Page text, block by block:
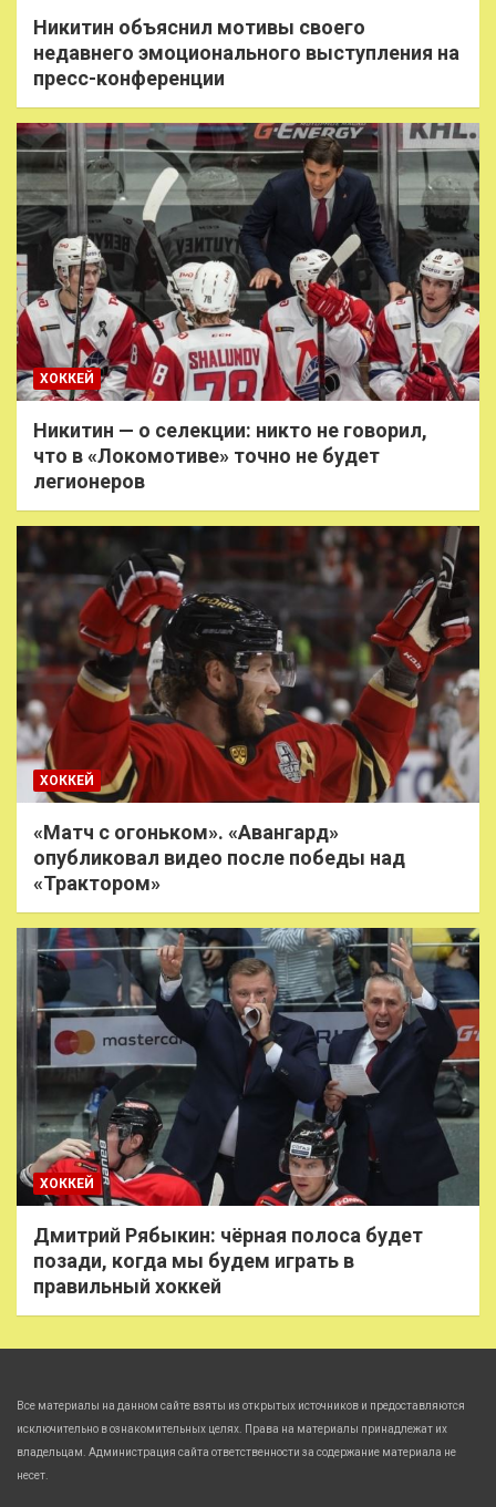
Никитин объяснил мотивы своего
недавнего эмоционального выступления на
пресс-конференции
ХОККЕЙ
Никитин — о селекции: никто не говорил,
что в «Локомотиве» точно не будет
легионеров
ХОККЕЙ
«Матч с огоньком». «Авангард»
опубликовал видео после победы над
«Трактором»
ХОККЕЙ
Дмитрий Рябыкин: чёрная полоса будет
позади, когда мы будем играть в
правильный хоккей
Все материалы на данном сайте взяты из открытых источников и предоставляются
исключительно в ознакомительных целях. Права на материалы принадлежат их
владельцам. Администрация сайта ответственности за содержание материала не
несет.